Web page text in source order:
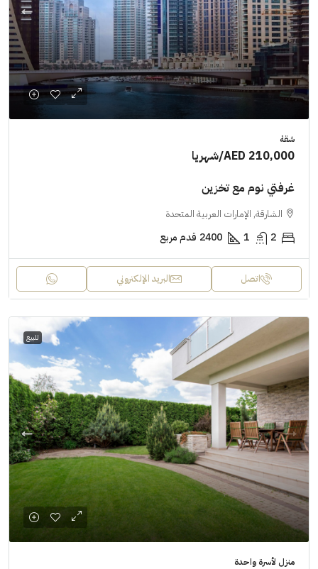
شقة
AED 210,000/شهريا
غرفتي نوم مع تخزين
الشارقة, الإمارات العربية المتحدة
2
1
2400 قدم مربع
اتصل البريد الإلكتروني
للبيع
منزل لأسرة واحدة